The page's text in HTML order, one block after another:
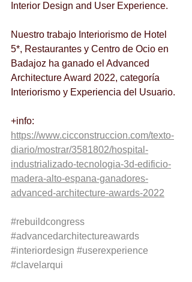
Interior Design and User Experience.
Nuestro trabajo Interiorismo de Hotel
5*, Restaurantes y Centro de Ocio en
Badajoz ha ganado el Advanced
Architecture Award 2022, categoría
Interiorismo y Experiencia del Usuario.
+info:
https://www.cicconstruccion.com/texto-
diario/mostrar/3581802/hospital-
industrializado-tecnologia-3d-edificio-
madera-alto-espana-ganadores-
advanced-architecture-awards-2022
#rebuildcongress
#advancedarchitectureawards
#interiordesign #userexperience
#clavelarqui